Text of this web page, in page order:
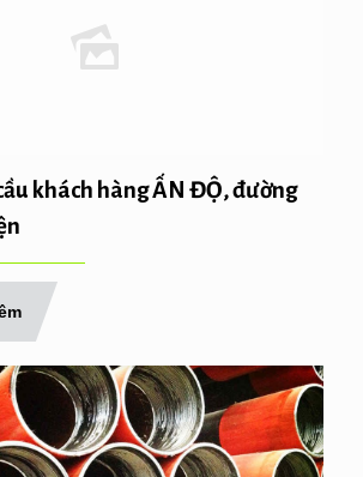
khách hàng ẤN ĐỘ, đường